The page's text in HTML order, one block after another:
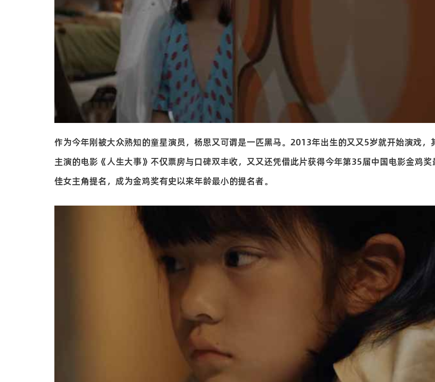
作为今年刚被大众熟知的童星演员，杨恩又可谓是一匹黑马。2013年出生的又又5岁就开始演戏，
主演的电影《人生大事》不仅票房与口碑双丰收，又又还凭借此片获得今年第35届中国电影金鸡奖
佳女主角提名，成为金鸡奖有史以来年龄最小的提名者。